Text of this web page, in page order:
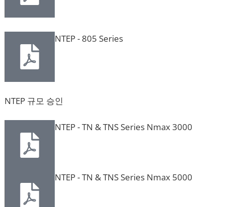
NTEP - 805 Series
NTEP 규모 승인
NTEP - TN & TNS Series Nmax 3000
NTEP - TN & TNS Series Nmax 5000